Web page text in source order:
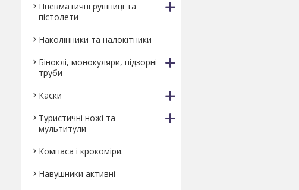
Пневматичні рушниці та
пістолети
Наколінники та налокітники
Біноклі, монокуляри, підзорні
труби
Каски
Туристичні ножі та
мультитули
Компаса і крокоміри.
Навушники активні